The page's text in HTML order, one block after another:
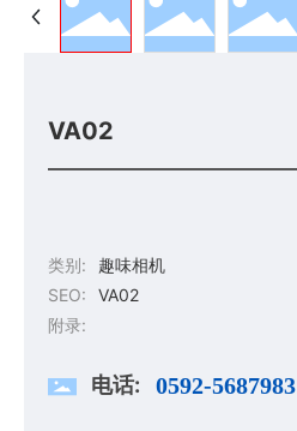
VA02
类别:
趣味相机
SEO:
VA02
附录:
电话: 0592-5687983